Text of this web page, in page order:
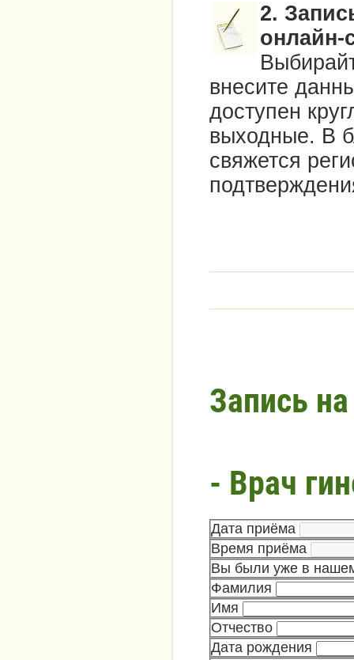
2.
онлайн-
внесите
доступен
выходные. В
свяжется
Запись
- Врач
Дата приёма
Время приёма
Вы были уже в
Фамилия
Имя
Отчество
Дата рождения